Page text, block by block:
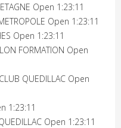
Open 1:23:11
Open 1:23:11
Open 1:23:11
FORMATION Open
QUEDILLAC Open
1:23:11
Open 1:23:11